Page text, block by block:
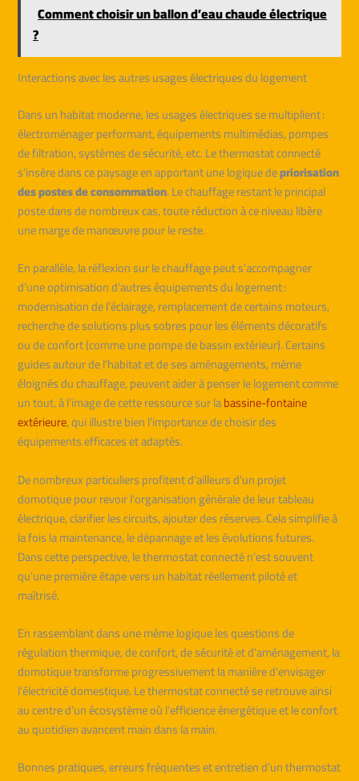
Comment choisir un ballon d’eau chaude électrique
?
Interactions avec les autres usages électriques du logement
Dans un habitat moderne, les usages électriques se multiplient :
électroménager performant, équipements multimédias, pompes
de filtration, systèmes de sécurité, etc. Le thermostat connecté
s’insère dans ce paysage en apportant une logique depriorisation
des postes de consommation. Le chauffage restant le principal
poste dans de nombreux cas, toute réduction à ce niveau libère
une marge de manœuvre pour le reste.
En parallèle, la réflexion sur le chauffage peut s’accompagner
d’une optimisation d’autres équipements du logement :
modernisation de l’éclairage, remplacement de certains moteurs,
recherche de solutions plus sobres pour les éléments décoratifs
ou de confort (comme une pompe de bassin extérieur). Certains
guides autour de l’habitat et de ses aménagements, même
éloignés du chauffage, peuvent aider à penser le logement comme
un tout, à l’image de cette ressource sur labassine-fontaine
extérieure, qui illustre bien l’importance de choisir des
équipements efficaces et adaptés.
De nombreux particuliers profitent d’ailleurs d’un projet
domotique pour revoir l’organisation générale de leur tableau
électrique, clarifier les circuits, ajouter des réserves. Cela simplifie à
la fois la maintenance, le dépannage et les évolutions futures.
Dans cette perspective, le thermostat connecté n’est souvent
qu’une première étape vers un habitat réellement piloté et
maîtrisé.
En rassemblant dans une même logique les questions de
régulation thermique, de confort, de sécurité et d’aménagement, la
domotique transforme progressivement la manière d’envisager
l’électricité domestique. Le thermostat connecté se retrouve ainsi
au centre d’un écosystème où l’efficience énergétique et le confort
au quotidien avancent main dans la main.
Bonnes pratiques, erreurs fréquentes et entretien d’un thermostat